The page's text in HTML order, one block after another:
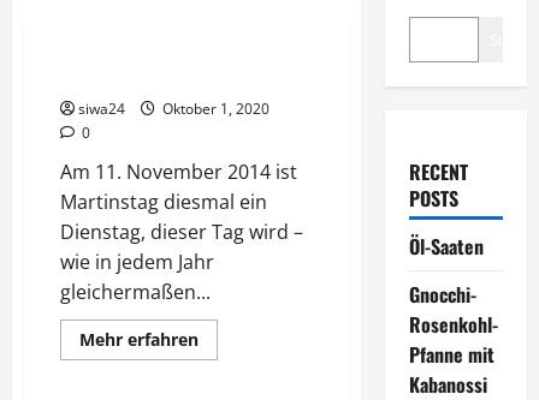
siwa24
Oktober 1, 2020
0
Am 11. November 2014 ist
Martinstag diesmal ein
Dienstag, dieser Tag wird –
wie in jedem Jahr
gleichermaßen...
Mehr erfahrenMehr
Informationen
Rezepte
RECENT
POSTS
Öl-Saaten
Gnocchi-
Rosenkohl-
Pfanne mit
Kabanossi